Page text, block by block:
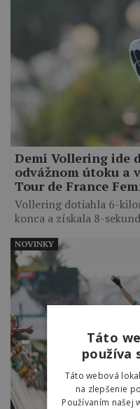
Demi Vollering ide
odvážnom útoku a
Tour de France
Vollering dotiahla 6-
konca a získala 8-
NOVINKY
Táto
používa
Táto webová
na zlepšenie
Používaním našej